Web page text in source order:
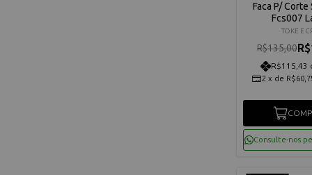
Faca P/ Corte
Fcs007
TOKE E
R$135,00
R$115,43
2 x de
Consulte-nos